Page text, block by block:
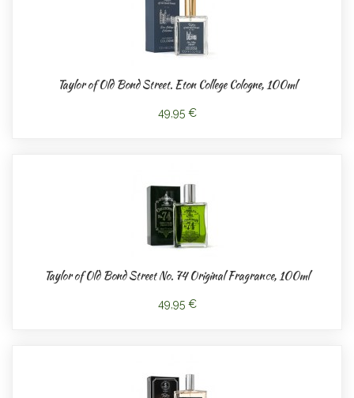
Taylor of Old Bond Street. Eton College Cologne, 100ml
49,95 €
Taylor of Old Bond Street No. 74 Original Fragrance, 100ml
49,95 €